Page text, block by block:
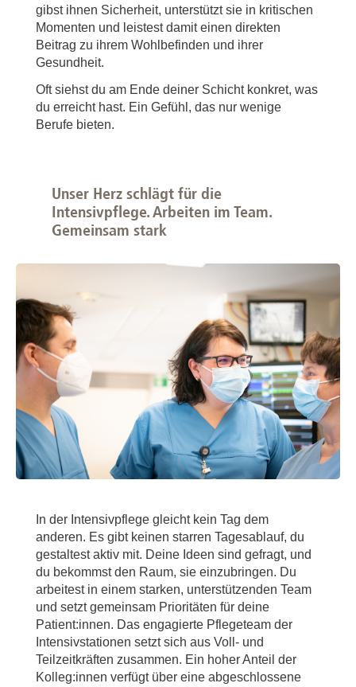
gibst ihnen Sicherheit, unterstützt sie in kritischen
Momenten und leistest damit einen direkten
Beitrag zu ihrem Wohlbefinden und ihrer
Gesundheit.
Oft siehst du am Ende deiner Schicht konkret, was
du erreicht hast. Ein Gefühl, das nur wenige
Berufe bieten.
Unser Herz schlägt für die
Intensivpflege. Arbeiten im Team.
Gemeinsam stark
In der Intensivpflege gleicht kein Tag dem
anderen. Es gibt keinen starren Tagesablauf, du
gestaltest aktiv mit. Deine Ideen sind gefragt, und
du bekommst den Raum, sie einzubringen. Du
arbeitest in einem starken, unterstützenden Team
und setzt gemeinsam Prioritäten für deine
Patient:innen. Das engagierte Pflegeteam der
Intensivstationen setzt sich aus Voll- und
Teilzeitkräften zusammen. Ein hoher Anteil der
Kolleg:innen verfügt über eine abgeschlossene